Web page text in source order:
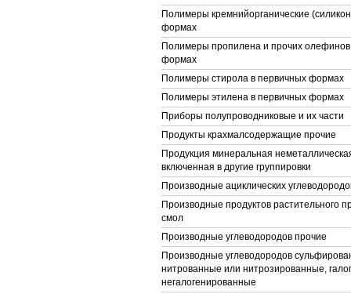
Полимеры кремнийорганические
формах
Полимеры пропилена и прочих
формах
Полимеры стирола в первичных формах
Полимеры этилена в первичных формах
Приборы полупроводниковые и их части
Продукты крахмалсодержащие прочие
Продукция минеральная
включенная в другие группировки
Производные ациклических
Производные продуктов растительного
смол
Производные углеводородов прочие
Производные углеводородов
нитрованные или нитрозированные,
негалогенированные